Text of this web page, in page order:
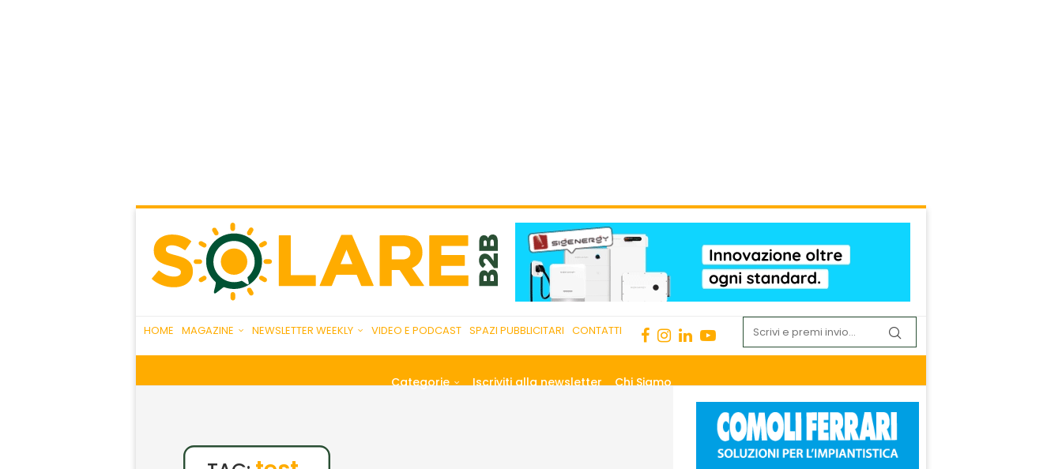
HOME MAGAZINE NEWSLETTER WEEKLY VIDEO E PODCAST SPAZI PUBBLICITARI CONTATTI
Categorie Iscriviti alla newsletter Chi Siamo